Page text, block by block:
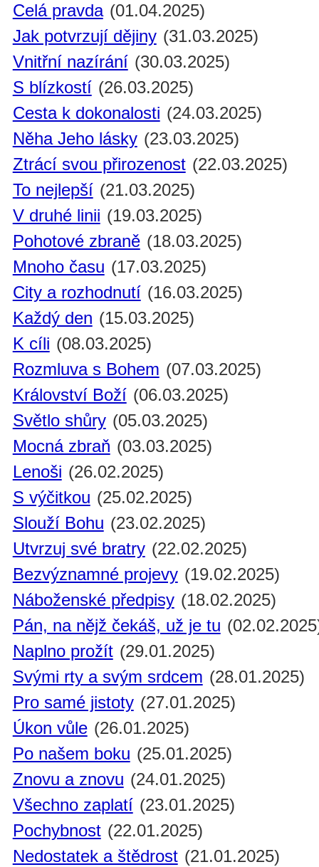
Celá pravda (01.04.2025)
Jak potvrzují dějiny (31.03.2025)
Vnitřní nazírání (30.03.2025)
S blízkostí (26.03.2025)
Cesta k dokonalosti (24.03.2025)
Něha Jeho lásky (23.03.2025)
Ztrácí svou přirozenost (22.03.2025)
To nejlepší (21.03.2025)
V druhé linii (19.03.2025)
Pohotové zbraně (18.03.2025)
Mnoho času (17.03.2025)
City a rozhodnutí (16.03.2025)
Každý den (15.03.2025)
K cíli (08.03.2025)
Rozmluva s Bohem (07.03.2025)
Království Boží (06.03.2025)
Světlo shůry (05.03.2025)
Mocná zbraň (03.03.2025)
Lenoši (26.02.2025)
S výčitkou (25.02.2025)
Slouží Bohu (23.02.2025)
Utvrzuj své bratry (22.02.2025)
Bezvýznamné projevy (19.02.2025)
Náboženské předpisy (18.02.2025)
Pán, na nějž čekáš, už je tu
Naplno prožít (29.01.2025)
Svými rty a svým srdcem (28.01.2025)
Pro samé jistoty (27.01.2025)
Úkon vůle (26.01.2025)
Po našem boku (25.01.2025)
Znovu a znovu (24.01.2025)
Všechno zaplatí (23.01.2025)
Pochybnost (22.01.2025)
Nedostatek a štědrost (21.01.2025)